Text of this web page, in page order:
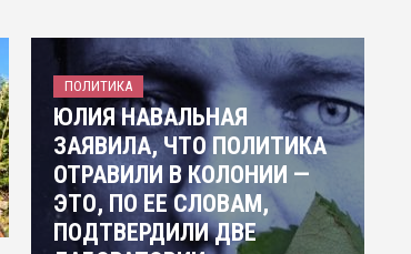
ПОЛИТИКА
ЮЛИЯ НАВАЛЬНАЯ
ЗАЯВИЛА, ЧТО ПОЛИТИКА
ОТРАВИЛИ В КОЛОНИИ —
ЭТО, ПО ЕЕ СЛОВАМ,
ПОДТВЕРДИЛИ ДВЕ